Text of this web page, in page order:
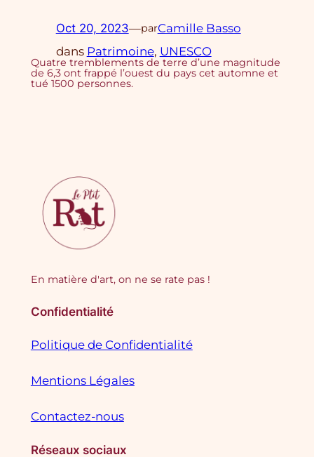
Oct 20, 2023—parCamille Basso
dans Patrimoine, UNESCO
Quatre tremblements de terre d’une magnitude
de 6,3 ont frappé l’ouest du pays cet automne et
tué 1500 personnes.
En matière d'art, on ne se rate pas !
Confidentialité
Politique de Confidentialité
Mentions Légales
Contactez-nous
Réseaux sociaux